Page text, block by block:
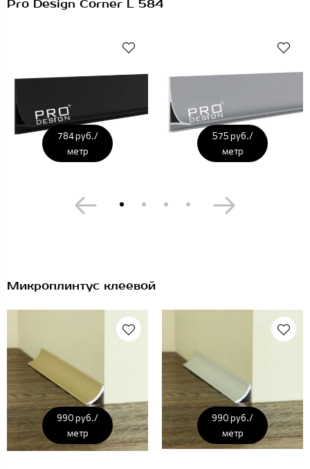
Pro Design Corner L 584
784 руб./
метр
575 руб./
метр
Микроплинтус клеевой
990 руб./
метр
990 руб./
метр